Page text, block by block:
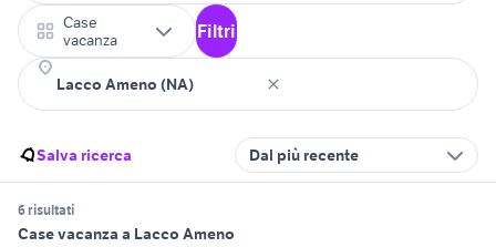
Case
vacanza
Filtri
Salva ricerca Dal più recente
6 risultati
Case vacanza a Lacco Ameno